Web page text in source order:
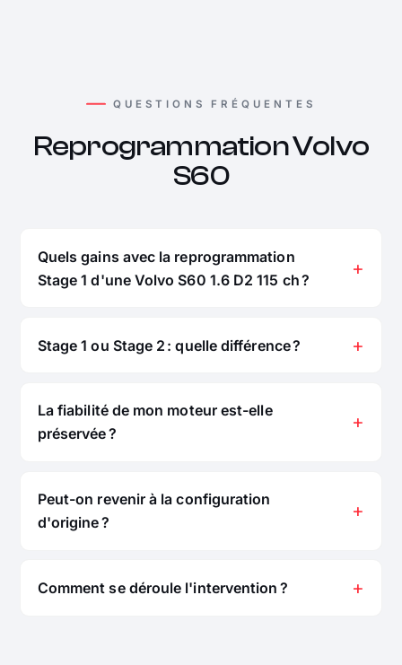
QUESTIONS FRÉQUENTES
Reprogrammation Volvo
S60
Quels gains avec la reprogrammation
Stage 1 d'une Volvo S60 1.6 D2 115 ch ?
Stage 1 ou Stage 2 : quelle différence ?
La fiabilité de mon moteur est-elle
préservée ?
Peut-on revenir à la configuration
d'origine ?
Comment se déroule l'intervention ?